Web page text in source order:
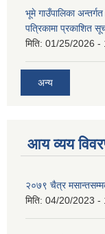
भूमे गाउँपालिका
पत्रिकामा प्रकाशित
मिति: 01/25/2026 -
अन्य
आय व्यय
२०७९ चैत्र
मिति: 04/20/2023 -